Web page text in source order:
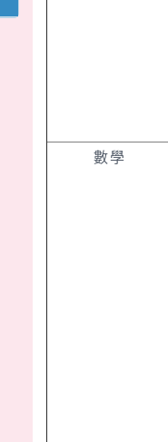
數學